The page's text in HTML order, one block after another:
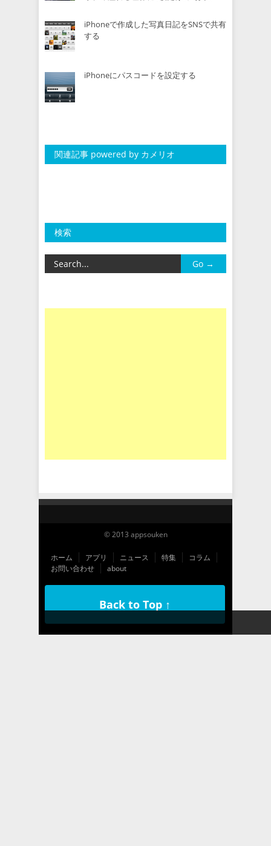
iPhoneで作成した写真日記をSNSで共有
する
iPhoneにパスコードを設定する
関連記事 powered by カメリオ
検索
© 2013 appsouken
ホーム アプリ ニュース 特集
コラム
お問い合わせ
about
Back to Top ↑